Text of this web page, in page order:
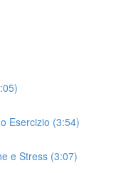
Esercizio (3:54)
e Stress (3:07)